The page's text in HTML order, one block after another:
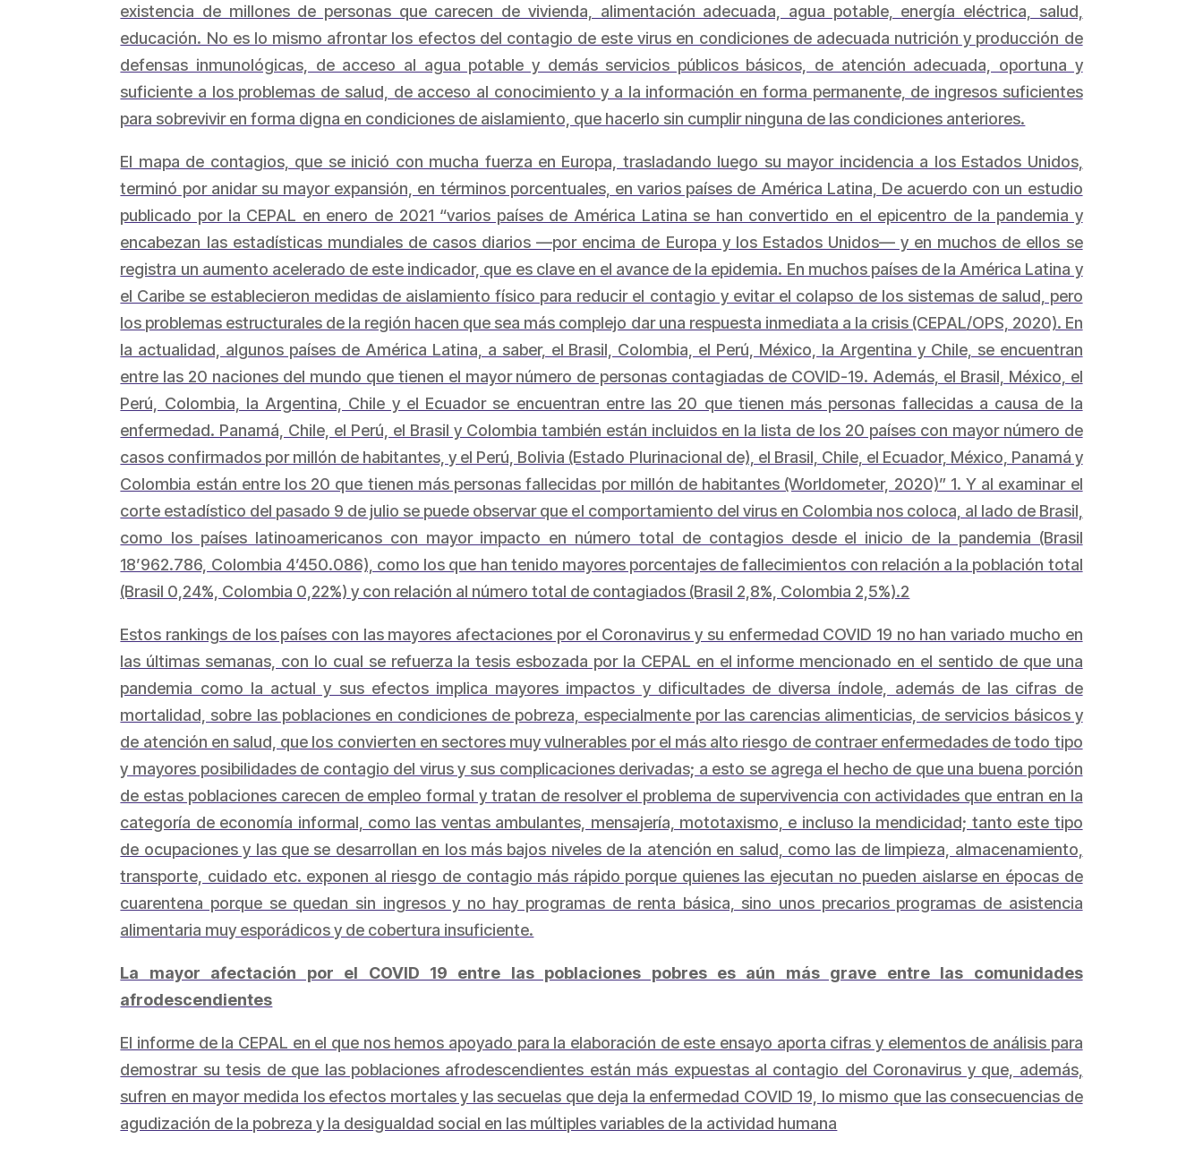
existencia de millones de personas que carecen de vivienda, alimentación adecuada, agua potable, energía eléctrica, salud,
educación. No es lo mismo afrontar los efectos del contagio de este virus en condiciones de adecuada nutrición y producción de
defensas inmunológicas, de acceso al agua potable y demás servicios públicos básicos, de atención adecuada, oportuna y
suficiente a los problemas de salud, de acceso al conocimiento y a la información en forma permanente, de ingresos suficientes
para sobrevivir en forma digna en condiciones de aislamiento, que hacerlo sin cumplir ninguna de las condiciones anteriores.
El mapa de contagios, que se inició con mucha fuerza en Europa, trasladando luego su mayor incidencia a los Estados Unidos,
terminó por anidar su mayor expansión, en términos porcentuales, en varios países de América Latina, De acuerdo con un estudio
publicado por la CEPAL en enero de 2021 “varios países de América Latina se han convertido en el epicentro de la pandemia y
encabezan las estadísticas mundiales de casos diarios —por encima de Europa y los Estados Unidos— y en muchos de ellos se
registra un aumento acelerado de este indicador, que es clave en el avance de la epidemia. En muchos países de la América Latina y
el Caribe se establecieron medidas de aislamiento físico para reducir el contagio y evitar el colapso de los sistemas de salud, pero
los problemas estructurales de la región hacen que sea más complejo dar una respuesta inmediata a la crisis (CEPAL/OPS, 2020). En
la actualidad, algunos países de América Latina, a saber, el Brasil, Colombia, el Perú, México, la Argentina y Chile, se encuentran
entre las 20 naciones del mundo que tienen el mayor número de personas contagiadas de COVID-19. Además, el Brasil, México, el
Perú, Colombia, la Argentina, Chile y el Ecuador se encuentran entre las 20 que tienen más personas fallecidas a causa de la
enfermedad. Panamá, Chile, el Perú, el Brasil y Colombia también están incluidos en la lista de los 20 países con mayor número de
casos confirmados por millón de habitantes, y el Perú, Bolivia (Estado Plurinacional de), el Brasil, Chile, el Ecuador, México, Panamá y
Colombia están entre los 20 que tienen más personas fallecidas por millón de habitantes (Worldometer, 2020)” 1. Y al examinar el
corte estadístico del pasado 9 de julio se puede observar que el comportamiento del virus en Colombia nos coloca, al lado de Brasil,
como los países latinoamericanos con mayor impacto en número total de contagios desde el inicio de la pandemia (Brasil
18’962.786, Colombia 4’450.086), como los que han tenido mayores porcentajes de fallecimientos con relación a la población total
(Brasil 0,24%, Colombia 0,22%) y con relación al número total de contagiados (Brasil 2,8%, Colombia 2,5%).2
Estos rankings de los países con las mayores afectaciones por el Coronavirus y su enfermedad COVID 19 no han variado mucho en
las últimas semanas, con lo cual se refuerza la tesis esbozada por la CEPAL en el informe mencionado en el sentido de que una
pandemia como la actual y sus efectos implica mayores impactos y dificultades de diversa índole, además de las cifras de
mortalidad, sobre las poblaciones en condiciones de pobreza, especialmente por las carencias alimenticias, de servicios básicos y
de atención en salud, que los convierten en sectores muy vulnerables por el más alto riesgo de contraer enfermedades de todo tipo
y mayores posibilidades de contagio del virus y sus complicaciones derivadas; a esto se agrega el hecho de que una buena porción
de estas poblaciones carecen de empleo formal y tratan de resolver el problema de supervivencia con actividades que entran en la
categoría de economía informal, como las ventas ambulantes, mensajería, mototaxismo, e incluso la mendicidad; tanto este tipo
de ocupaciones y las que se desarrollan en los más bajos niveles de la atención en salud, como las de limpieza, almacenamiento,
transporte, cuidado etc. exponen al riesgo de contagio más rápido porque quienes las ejecutan no pueden aislarse en épocas de
cuarentena porque se quedan sin ingresos y no hay programas de renta básica, sino unos precarios programas de asistencia
alimentaria muy esporádicos y de cobertura insuficiente.
La mayor afectación por el COVID 19 entre las poblaciones pobres es aún más grave entre las comunidades
afrodescendientes
El informe de la CEPAL en el que nos hemos apoyado para la elaboración de este ensayo aporta cifras y elementos de análisis para
demostrar su tesis de que las poblaciones afrodescendientes están más expuestas al contagio del Coronavirus y que, además,
sufren en mayor medida los efectos mortales y las secuelas que deja la enfermedad COVID 19, lo mismo que las consecuencias de
agudización de la pobreza y la desigualdad social en las múltiples variables de la actividad humana